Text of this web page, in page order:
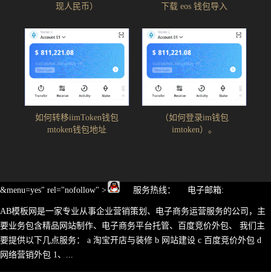
现人民币）
下载 eos 钱包导入
如何转移iimToken钱包
mtoken钱包地址
（如何登录im钱包
imtoken）。
&menu=yes" rel="nofollow" > 服务热线： 电子邮箱:
AB模板网是一家专业从事企业营销策划、电子商务运营服务的公司，主
要业务包含精品网站制作、电子商务平台托管、百度竞价外包、 我们主
要提供以下几点服务： a 淘宝开店与装修 b 网站建设 c 百度竞价外包 d
网络营销外包 1、...